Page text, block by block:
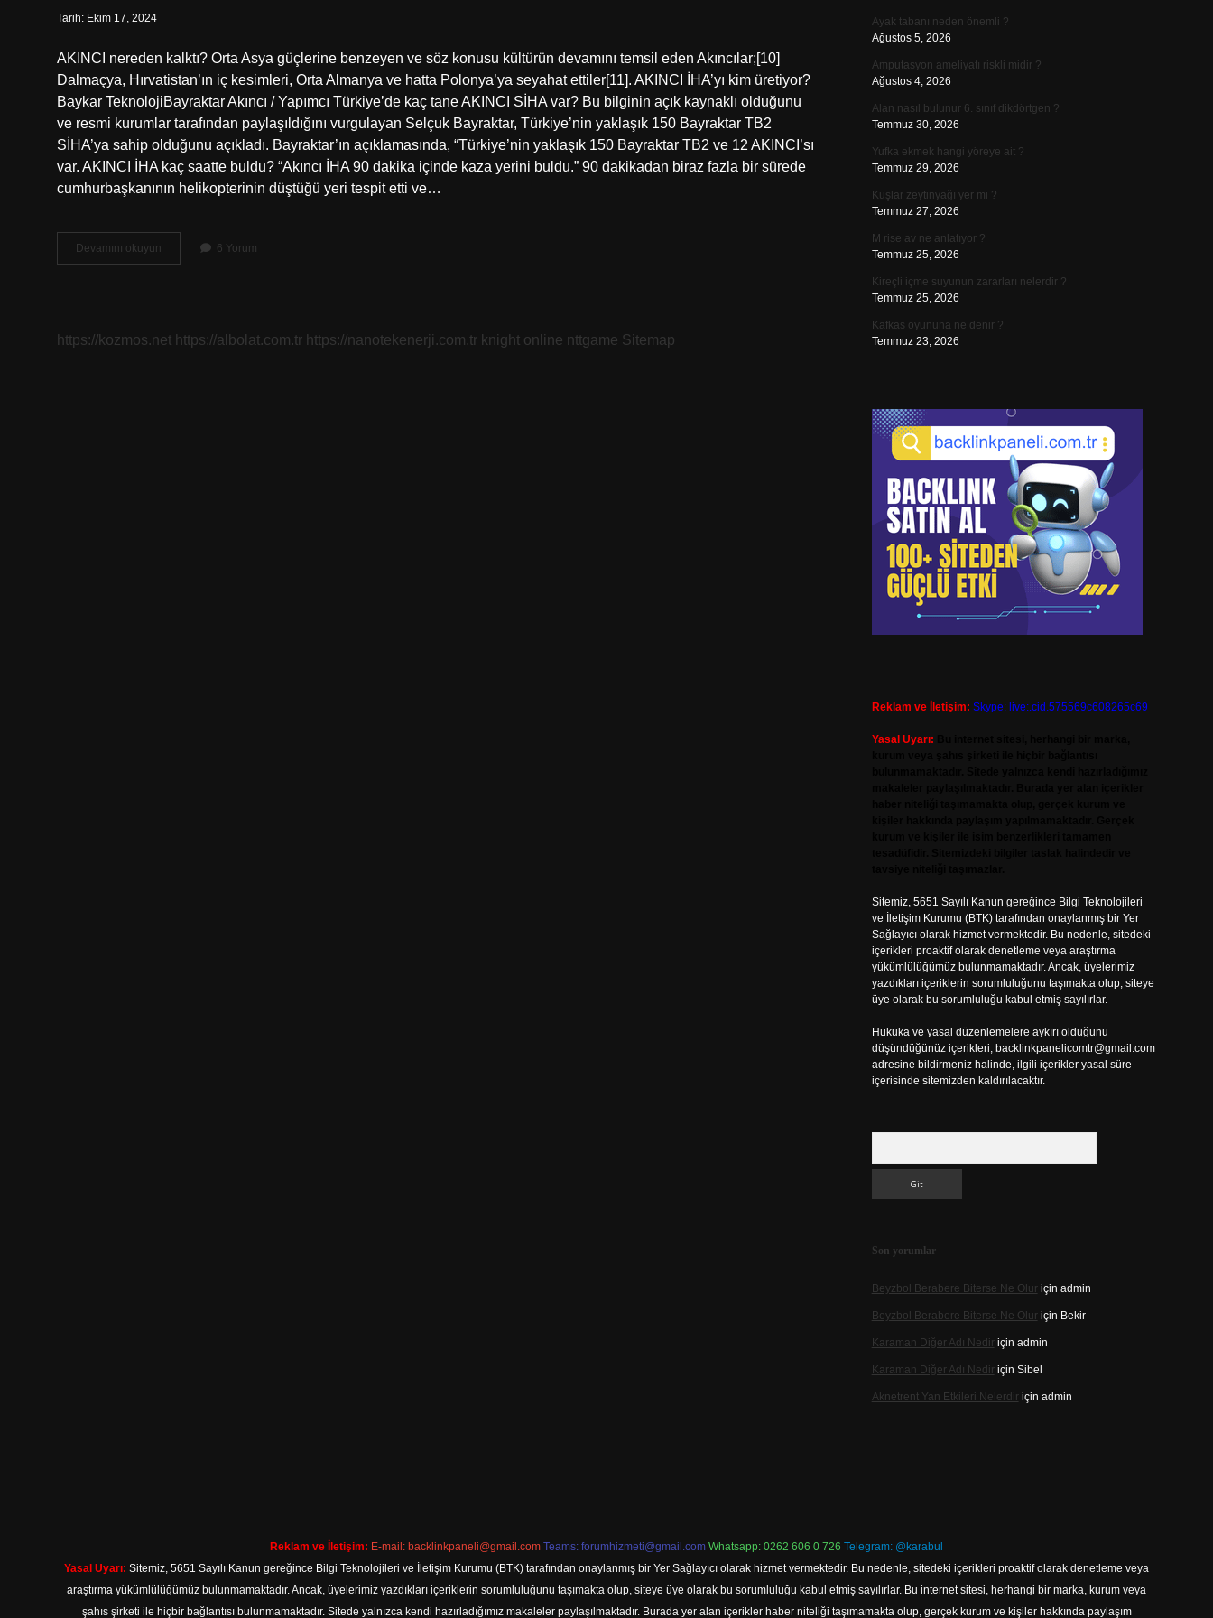
Tarih: Ekim 17, 2024
AKINCI nereden kalktı? Orta Asya güçlerine benzeyen ve söz konusu kültürün devamını temsil eden Akıncılar;[10]
Dalmaçya, Hırvatistan’ın iç kesimleri, Orta Almanya ve hatta Polonya’ya seyahat ettiler[11]. AKINCI İHA’yı kim üretiyor?
Baykar TeknolojiBayraktar Akıncı / Yapımcı Türkiye’de kaç tane AKINCI SİHA var? Bu bilginin açık kaynaklı olduğunu
ve resmi kurumlar tarafından paylaşıldığını vurgulayan Selçuk Bayraktar, Türkiye’nin yaklaşık 150 Bayraktar TB2
SİHA’ya sahip olduğunu açıkladı. Bayraktar’ın açıklamasında, “Türkiye’nin yaklaşık 150 Bayraktar TB2 ve 12 AKINCI’sı
var. AKINCI İHA kaç saatte buldu? “Akıncı İHA 90 dakika içinde kaza yerini buldu.” 90 dakikadan biraz fazla bir sürede
cumhurbaşkanının helikopterinin düştüğü yeri tespit etti ve…
Devamını okuyun
Iha
6 Yorum
https://kozmos.net https://albolat.com.tr https://nanotekenerji.com.tr knight online nttgame Sitemap
Ayak tabanı neden önemli ?
Ağustos 5, 2026
Amputasyon ameliyatı riskli midir ?
Ağustos 4, 2026
Alan nasıl bulunur 6. sınıf dikdörtgen ?
Temmuz 30, 2026
Yufka ekmek hangi yöreye ait ?
Temmuz 29, 2026
Kuşlar zeytinyağı yer mi ?
Temmuz 27, 2026
M rise av ne anlatıyor ?
Temmuz 25, 2026
Kireçli içme suyunun zararları nelerdir ?
Temmuz 25, 2026
Kafkas oyununa ne denir ?
Temmuz 23, 2026
Reklam ve İletişim: Skype: live:.cid.575569c608265c69
Yasal Uyarı:
Sitemiz, 5651 Sayılı Kanun gereğince Bilgi Teknolojileri
ve İletişim Kurumu (BTK) tarafından onaylanmış bir Yer
Sağlayıcı olarak hizmet vermektedir. Bu nedenle, sitedeki
içerikleri proaktif olarak denetleme veya araştırma
yükümlülüğümüz bulunmamaktadır. Ancak, üyelerimiz
yazdıkları içeriklerin sorumluluğunu taşımakta olup, siteye
üye olarak bu sorumluluğu kabul etmiş sayılırlar.
Hukuka ve yasal düzenlemelere aykırı olduğunu
düşündüğünüz içerikleri, backlinkpanelicomtr@gmail.com
adresine bildirmeniz halinde, ilgili içerikler yasal süre
içerisinde sitemizden kaldırılacaktır.
Son yorumlar
Beyzbol Berabere Biterse Ne Oluriçin admin
Beyzbol Berabere Biterse Ne Oluriçin Bekir
Karaman Diğer Adı Nediriçin admin
Karaman Diğer Adı Nediriçin Sibel
Aknetrent Yan Etkileri Nelerdiriçin admin
Reklam ve İletişim: E-mail: backlinkpaneli@gmail.com Teams: forumhizmeti@gmail.com Whatsapp: 0262 606 0 726 Telegram: @karabul
Yasal Uyarı: Sitemiz, 5651 Sayılı Kanun gereğince Bilgi Teknolojileri ve İletişim Kurumu (BTK) tarafından onaylanmış bir Yer Sağlayıcı olarak hizmet vermektedir. Bu nedenle, sitedeki içerikleri proaktif olarak denetleme veya
araştırma yükümlülüğümüz bulunmamaktadır. Ancak, üyelerimiz yazdıkları içeriklerin sorumluluğunu taşımakta olup, siteye üye olarak bu sorumluluğu kabul etmiş sayılırlar. Bu internet sitesi, herhangi bir marka, kurum veya
şahıs şirketi ile hiçbir bağlantısı bulunmamaktadır. Sitede yalnızca kendi hazırladığımız makaleler paylaşılmaktadır. Burada yer alan içerikler haber niteliği taşımamakta olup, gerçek kurum ve kişiler hakkında paylaşım